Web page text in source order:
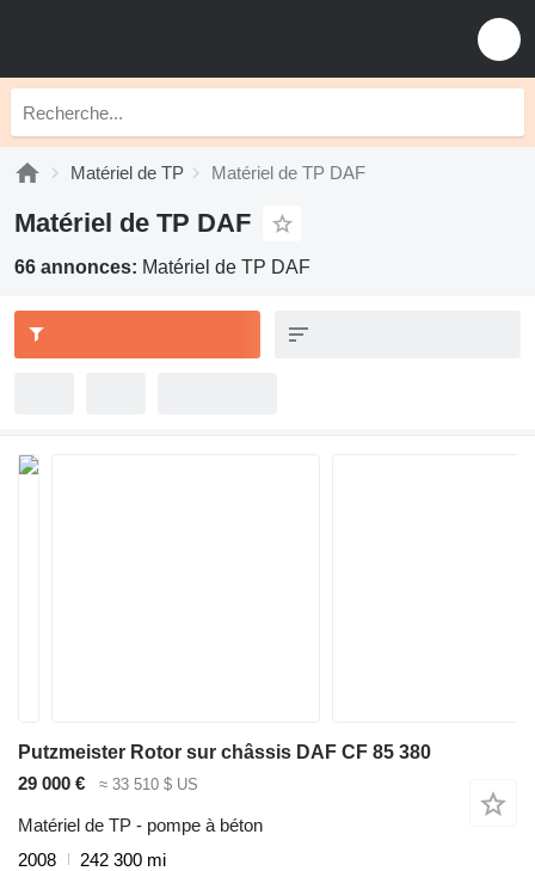
Matériel de TP Matériel de TP DAF
Matériel de TP DAF
66 annonces: Matériel de TP DAF
Putzmeister Rotor sur châssis DAF CF 85 380
29 000 €
≈ 33 510 $ US
Matériel de TP - pompe à béton
2008
242 300 mi